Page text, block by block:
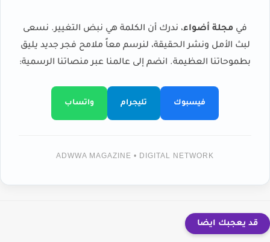
في مجلة أضواء، ندرك أن الكلمة هي نبض التغيير. نسعى
لبث الأمل ونشر الحقيقة، لنرسم معاً ملامح فجر جديد يليق
بطموحاتنا العظيمة. انضم إلى عالمنا عبر منصاتنا الرسمية:
فيسبوك تليجرام واتساب
ADWWA MAGAZINE • DIGITAL NETWORK
قد يعجبك ايضا